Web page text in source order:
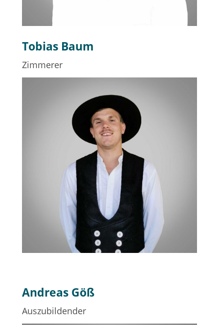
Tobias Baum
Zimmerer
Andreas Göß
Auszubildender